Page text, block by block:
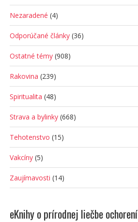
Nezaradené (4)
Odporúčané články (36)
Ostatné témy (908)
Rakovina (239)
Spiritualita (48)
Strava a bylinky (668)
Tehotenstvo (15)
Vakcíny (5)
Zaujímavosti (14)
eKnihy o prírodnej liečbe ochorení